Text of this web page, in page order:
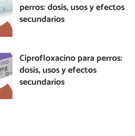
perros: dosis, usos y efectos
secundarios
Ciprofloxacino para perros:
dosis, usos y efectos
secundarios